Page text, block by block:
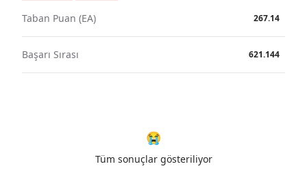
Taban Puan (EA)
267.14
Başarı Sırası 621.144
😭
Tüm sonuçlar gösteriliyor